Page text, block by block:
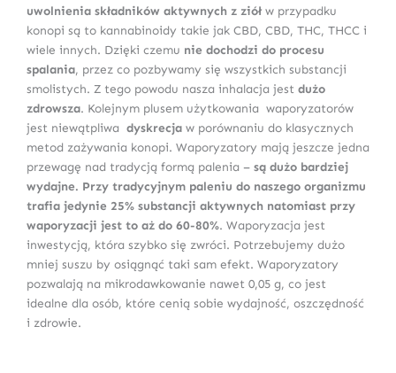
uwolnienia składników aktywnych z ziół w przypadku
konopi są to kannabinoidy takie jak CBD, CBD, THC, THCC i
wiele innych. Dzięki czemu nie dochodzi do procesu
spalania, przez co pozbywamy się wszystkich substancji
smolistych. Z tego powodu nasza inhalacja jest dużo
zdrowsza. Kolejnym plusem użytkowania waporyzatorów
jest niewątpliwa dyskrecja w porównaniu do klasycznych
metod zażywania konopi. Waporyzatory mają jeszcze jedna
przewagę nad tradycją formą palenia – są dużo bardziej
wydajne. Przy tradycyjnym paleniu do naszego organizmu
trafia jedynie 25% substancji aktywnych natomiast przy
waporyzacji jest to aż do 60-80%. Waporyzacja jest
inwestycją, która szybko się zwróci. Potrzebujemy dużo
mniej suszu by osiągnąć taki sam efekt. Waporyzatory
pozwalają na mikrodawkowanie nawet 0,05 g, co jest
idealne dla osób, które cenią sobie wydajność, oszczędność
i zdrowie.